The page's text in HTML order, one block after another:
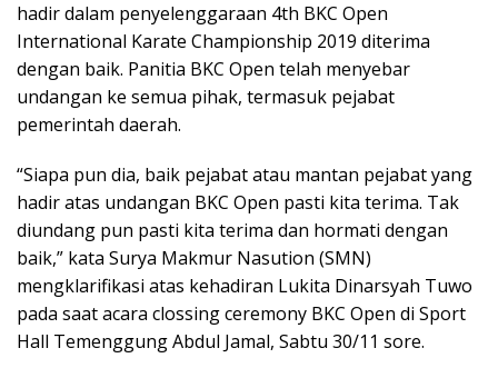
hadir dalam penyelenggaraan 4th BKC Open
International Karate Championship 2019 diterima
dengan baik. Panitia BKC Open telah menyebar
undangan ke semua pihak, termasuk pejabat
pemerintah daerah.
“Siapa pun dia, baik pejabat atau mantan pejabat yang
hadir atas undangan BKC Open pasti kita terima. Tak
diundang pun pasti kita terima dan hormati dengan
baik,” kata Surya Makmur Nasution (SMN)
mengklarifikasi atas kehadiran Lukita Dinarsyah Tuwo
pada saat acara clossing ceremony BKC Open di Sport
Hall Temenggung Abdul Jamal, Sabtu 30/11 sore.